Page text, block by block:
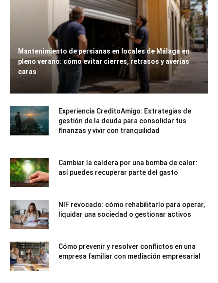
Mantenimiento de persianas en locales de Málaga en
pleno verano: cómo evitar cierres, retrasos y averías
caras
Experiencia CreditoAmigo: Estrategias de
gestión de la deuda para consolidar tus
finanzas y vivir con tranquilidad
Cambiar la caldera por una bomba de calor:
así puedes recuperar parte del gasto
NIF revocado: cómo rehabilitarlo para operar,
liquidar una sociedad o gestionar activos
Cómo prevenir y resolver conflictos en una
empresa familiar con mediación empresarial